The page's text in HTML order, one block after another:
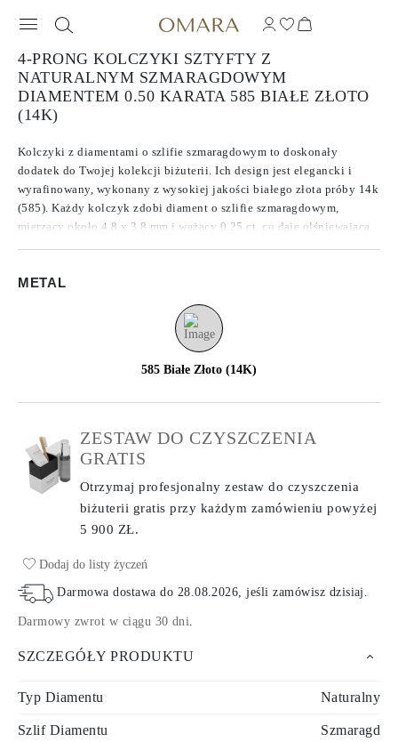
4-PRONG KOLCZYKI SZTYFTY Z
NATURALNYM SZMARAGDOWYM
DIAMENTEM 0.50 KARATA 585 BIAŁE ZŁOTO
(14K)
Kolczyki z diamentami o szlifie szmaragdowym to doskonały
dodatek do Twojej kolekcji biżuterii. Ich design jest elegancki i
wyrafinowany, wykonany z wysokiej jakości białego złota próby 14k
(585). Każdy kolczyk zdobi diament o szlifie szmaragdowym,
mierzący około 4.8 x 3.8 mm i ważący 0.25 ct, co daje olśniewającą
wyjątkowy blask i iskrzenie. To idealny dodatek na każdą okazję.
METAL
585 Białe Złoto (14K)
ZESTAW DO CZYSZCZENIA
GRATIS
Otrzymaj profesjonalny zestaw do czyszczenia
biżuterii gratis przy każdym zamówieniupowyżej
5 900 ZŁ.
Dodaj do listy życzeń
Darmowa dostawa do 28.08.2026, jeśli zamówisz dzisiaj .
Darmowy zwrot w ciągu 30 dni.
SZCZEGÓŁY PRODUKTU
Typ Diamentu Naturalny
Szlif Diamentu Szmaragd